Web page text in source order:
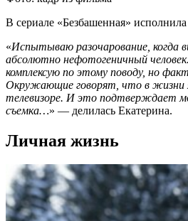
В сериале «Безбашенная»
«Испытываю разочарование, когда
абсолютно нефотогеничный
комплексую по этому поводу, но
Окружающие говорят, что в жизни
телевизоре. И это подтверждает
съемка…» — делилась Екатерина.
Личная жизнь